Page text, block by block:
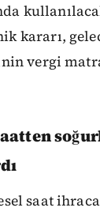
kararı,
vergi
saat